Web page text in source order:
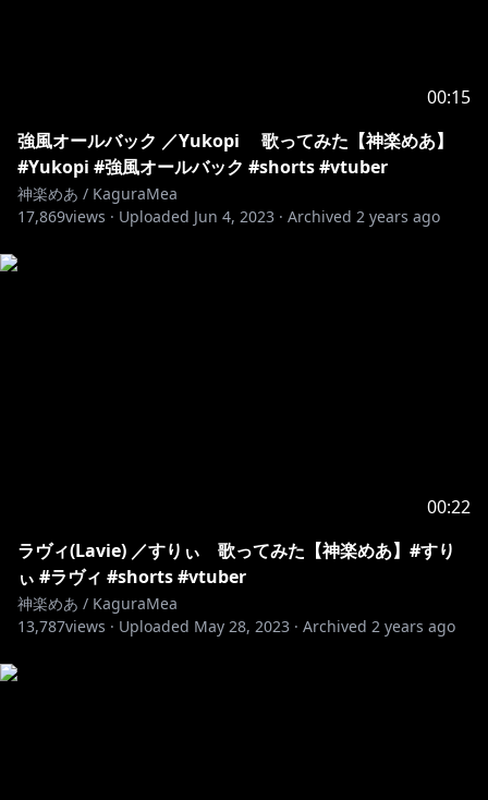
00:15
強風オールバック ／Yukopi 歌ってみた【神楽めあ】
#Yukopi #強風オールバック #shorts #vtuber
神楽めあ / KaguraMea
17,869views · Uploaded Jun 4, 2023 · Archived 2 years ago
00:22
ラヴィ(Lavie) ／すりぃ 歌ってみた【神楽めあ】#すり
ぃ #ラヴィ #shorts #vtuber
神楽めあ / KaguraMea
13,787views · Uploaded May 28, 2023 · Archived 2 years ago